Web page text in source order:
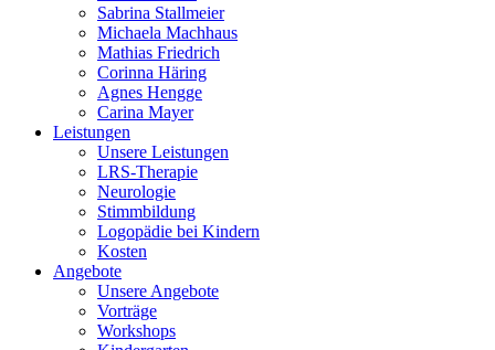
Sabrina Stallmeier
Michaela Machhaus
Mathias Friedrich
Corinna Häring
Agnes Hengge
Carina Mayer
Leistungen
Unsere Leistungen
LRS-Therapie
Neurologie
Stimmbildung
Logopädie bei Kindern
Kosten
Angebote
Unsere Angebote
Vorträge
Workshops